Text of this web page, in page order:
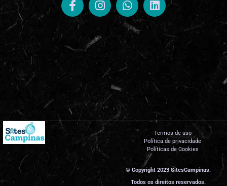
Termos de uso
Política de privacidade
Políticas de Cookies
© Copyright 2023 SitesCampinas.
Todos os direitos reservados.